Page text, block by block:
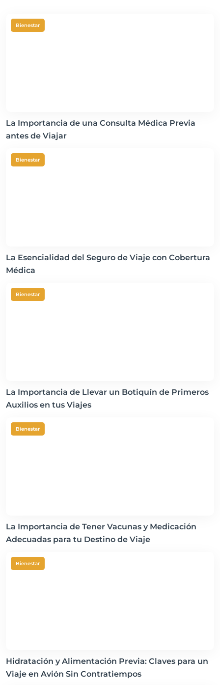
Bienestar
La Importancia de una Consulta Médica Previa
antes de Viajar
Bienestar
La Esencialidad del Seguro de Viaje con Cobertura
Médica
Bienestar
La Importancia de Llevar un Botiquín de Primeros
Auxilios en tus Viajes
Bienestar
La Importancia de Tener Vacunas y Medicación
Adecuadas para tu Destino de Viaje
Bienestar
Hidratación y Alimentación Previa: Claves para un
Viaje en Avión Sin Contratiempos